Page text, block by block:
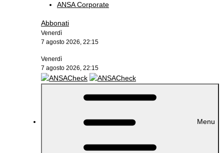
ANSA Corporate
Abbonati
Venerdì
7 agosto 2026, 22:15
Venerdì
7 agosto 2026, 22:15
Menu